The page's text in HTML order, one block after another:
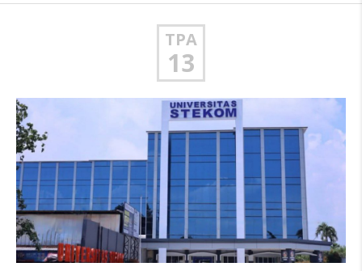
ТРА
13